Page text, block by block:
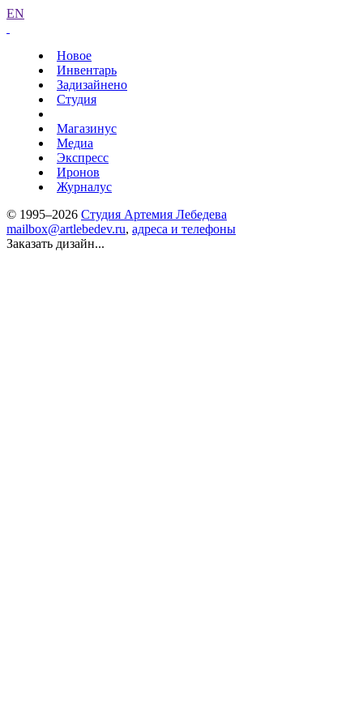
EN
Новое
Инвентарь
Задизайнено
Студия
Магазинус
Медиа
Экспресс
Иронов
Журналус
© 1995–2026 Студия Артемия Лебедева
mailbox@artlebedev.ru, адреса и телефоны
Заказать дизайн...